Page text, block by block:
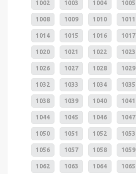
1002 1003 1004 1005
1008 1009 1010 1011
1014 1015 1016 1017
1020 1021 1022 1023
1026 1027 1028 1029
1032 1033 1034 1035
1038 1039 1040 1041
1044 1045 1046 1047
1050 1051 1052 1053
1056 1057 1058 1059
1062 1063 1064 1065